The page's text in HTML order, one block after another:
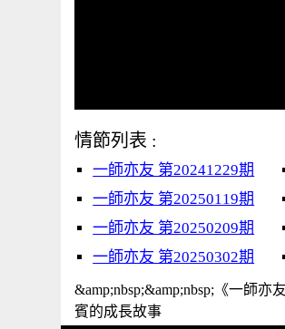
情節列表 :
一師亦友 第20241229期
一師亦友 第20250119期
一師亦友 第20250209期
一師亦友 第20250302期
&amp;nbsp;&amp;nbsp;《一師
賓的成長故事